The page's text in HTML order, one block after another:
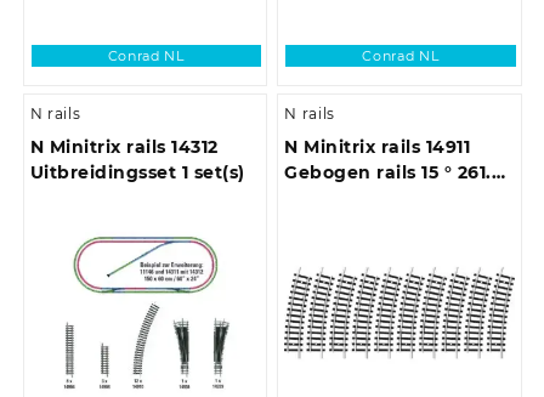
Conrad NL Conrad NL
N rails
N Minitrix rails 14312
Uitbreidingsset 1 set(s)
N rails
N Minitrix rails 14911
Gebogen rails 15 ° 261.8